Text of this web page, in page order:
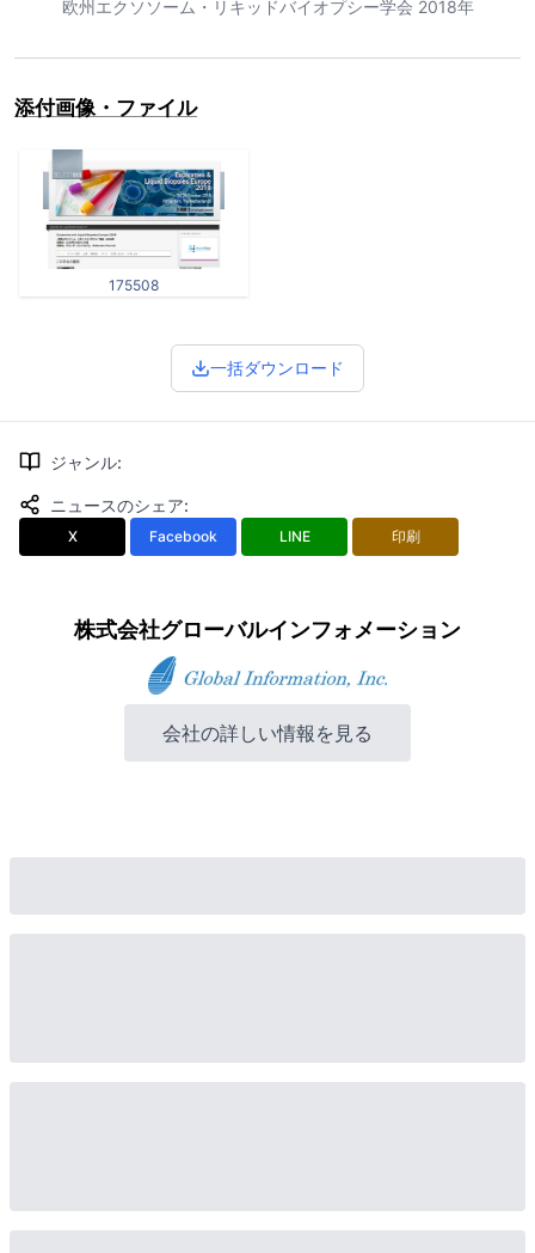
欧州エクソソーム・リキッドバイオプシー学会 2018年
添付画像・ファイル
175508
一括ダウンロード
ジャンル:
ニュースのシェア:
X Facebook LINE 印刷
株式会社グローバルインフォメーション
会社の詳しい情報を見る